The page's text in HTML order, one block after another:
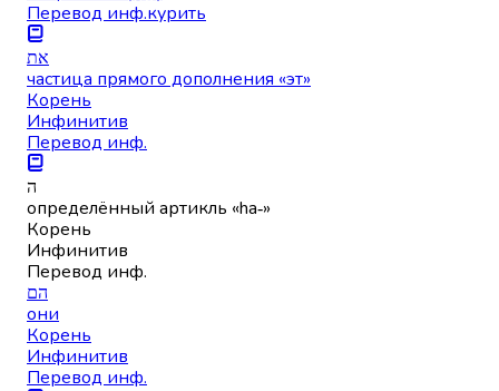
Перевод инф.курить
את
частица прямого дополнения «эт»
Корень
Инфинитив
Перевод инф.
ה
определённый артикль «ha‑»
Корень
Инфинитив
Перевод инф.
הם
они
Корень
Инфинитив
Перевод инф.